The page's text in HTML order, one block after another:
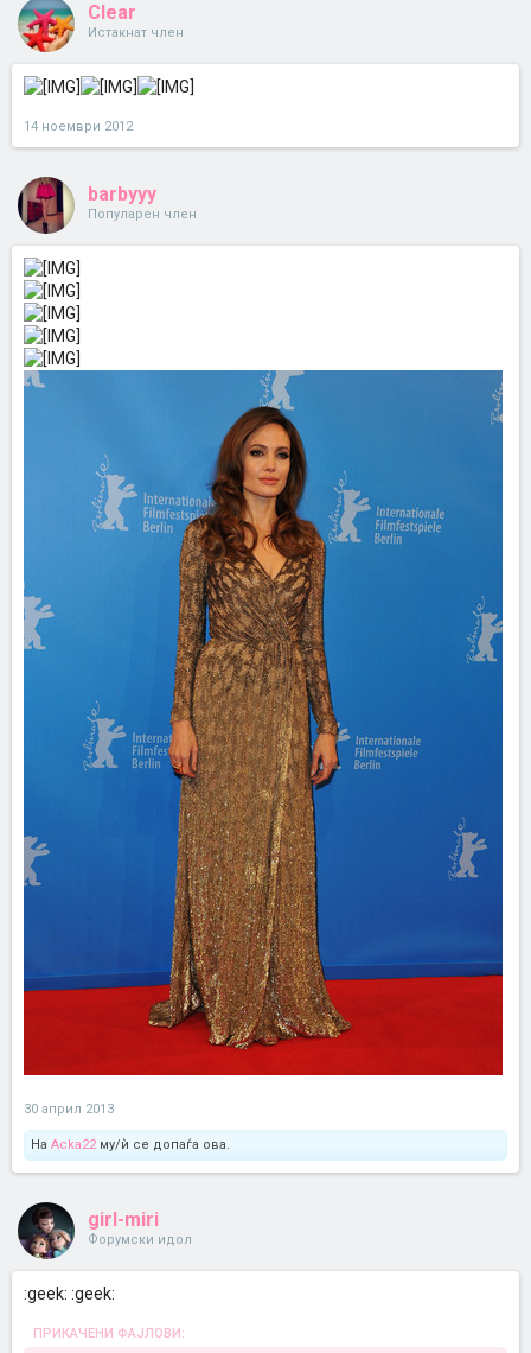
Clear
Истакнат член
14 ноември 2012
barbyyy
Популарен член
30 април 2013
На Acka22му/ѝ се допаѓа ова.
girl-miri
Форумски идол
:geek: :geek:
ПРИКАЧЕНИ ФАЈЛОВИ: